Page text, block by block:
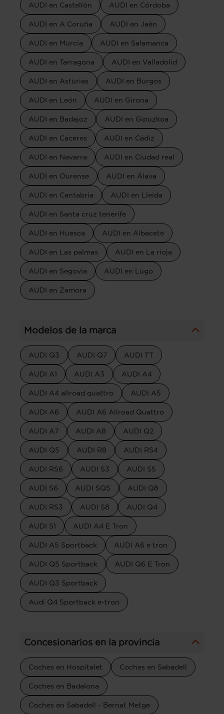
AUDI en Castellón AUDI en Córdoba
AUDI en A Coruña AUDI en Jaén
AUDI en Murcia AUDI en Salamanca
AUDI en Tarragona AUDI en Valladolid
AUDI en Asturias AUDI en Burgos
AUDI en León AUDI en Girona
AUDI en Badajoz AUDI en Gipuzkoa
AUDI en Cáceres AUDI en Cádiz
AUDI en Navarra AUDI en Ciudad real
AUDI en Ourense AUDI en Álava
AUDI en Cantabria AUDI en Lleida
AUDI en Santa cruz tenerife
AUDI en Huesca AUDI en Albacete
AUDI en Las palmas AUDI en La rioja
AUDI en Segovia AUDI en Lugo
AUDI en Zamora
Modelos de la marca
AUDI Q3 AUDI Q7 AUDI TT
AUDI A1 AUDI A3 AUDI A4
AUDI A4 allroad quattro AUDI A5
AUDI A6 AUDI A6 Allroad Quattro
AUDI A7 AUDI A8 AUDI Q2
AUDI Q5 AUDI R8 AUDI RS4
AUDI RS6 AUDI S3 AUDI S5
AUDI S6 AUDI SQ5 AUDI Q8
AUDI RS3 AUDI S8 AUDI Q4
AUDI S1 AUDI A4 E Tron
AUDI A5 Sportback AUDI A6 e tron
AUDI Q5 Sportback AUDI Q6 E Tron
AUDI Q3 Sportback
Audi Q4 Sportback e-tron
Concesionarios en la provincia
Coches en Hospitalet Coches en Sabadell
Coches en Badalona
Coches en Sabadell - Bernat Metge